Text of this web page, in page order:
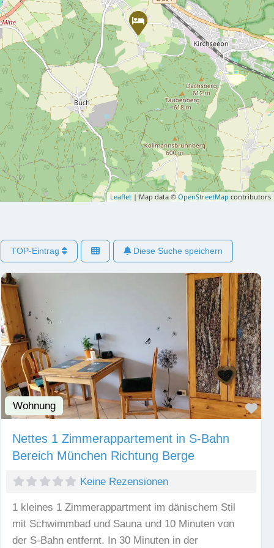
Leaflet | Map data ©OpenStreetMap contributors
TOP-Eintrag Diese Suche speichern
Wohnung
Nettes 1 Zimmerappartement in S-Bahn
Bereich München Richtung Berge
Keine Rezensionen
1 kleines 1 Zimmerappartment im dänischem Stil
mit Schwimmbad und Sauna und 10 Minuten von
der S-Bahn entfernt. In 30 Minuten in der